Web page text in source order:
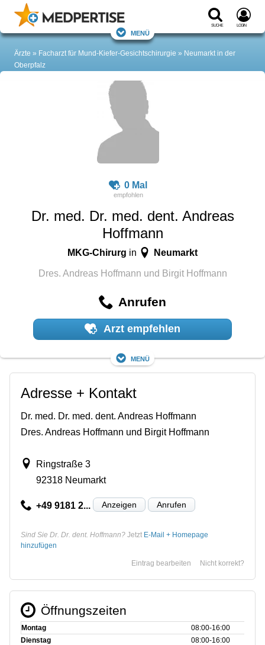
Suche Login
Menü
Ärzte Facharzt für Mund-Kiefer-Gesichtschirurgie
Neumarkt in der
Oberpfalz
0 Mal
Dr. med. Dr. med. dent. Andreas
Hoffmann
MKG-Chirurg in Neumarkt
Dres. Andreas Hoffmann und Birgit Hoffmann
Anrufen
Arzt empfehlen
Menü
Adresse + Kontakt
Dr. med. Dr. med. dent. Andreas Hoffmann
Dres. Andreas Hoffmann und Birgit Hoffmann
Ringstraße 3
92318 Neumarkt
+49 9181 2... Anzeigen Anrufen
Sind Sie Dr. Dr. dent. Hoffmann? Jetzt E-Mail + Homepage
hinzufügen
Nicht korrekt?
Eintrag bearbeiten
Öffnungszeiten
Montag
08:00‑16:00
Dienstag
08:00‑16:00